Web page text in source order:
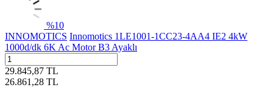
%10
INNOMOTICS Innomotics 1LE1001-1CC23-4AA4 IE2 4kW
1000d/dk 6K Ac Motor B3 Ayaklı
29.845,87 TL
26.861,28 TL